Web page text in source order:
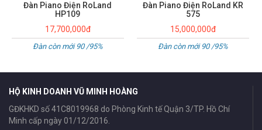
Đàn Piano Điện RoLand KR
575
15,000,000đ
Đàn còn mới 90 /95%
Đàn Piano Điện RoLand HP
145
8,000,000đ
Đàn còn mới 90 /95%
HỘ KINH DOANH VŨ MINH HOÀNG
GĐKHKD số 41C8019968 do Phòng Kinh tế Quận 3/TP. Hồ Chí
Minh cấp ngày 01/12/2016.